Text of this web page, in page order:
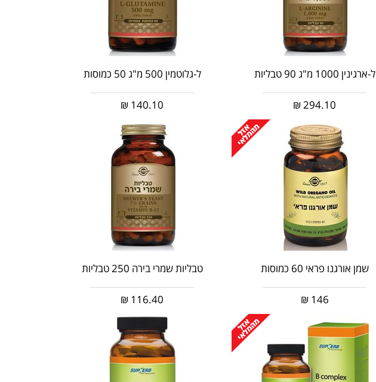
ל-ארגינין 1000 מ"ג 90 טבליות
294.10
₪
ל-גלוטמין 500 מ"ג 50 כמוסות
140.10
₪
שמן אורגנו פראי 60 כמוסות
146
₪
טבליות שמרי בירה 250 טבליות
116.40
₪